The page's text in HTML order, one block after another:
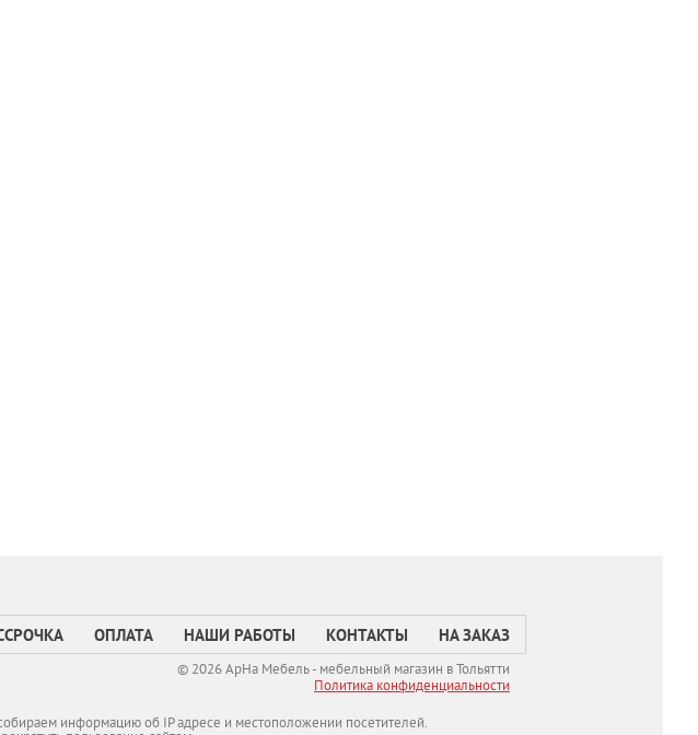
ОПЛАТА НАШИ РАБОТЫ КОНТАКТЫ НА ЗАКАЗ
© 2026 АрНа Мебель - мебельный магазин в Тольятти
Политикa конфиденциальности
информацию об IP адресе и местоположении посетителей.